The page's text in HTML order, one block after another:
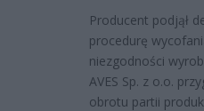
Producent podjął
procedurę
niezgodności
AVES Sp. z o.o.
obrotu partii